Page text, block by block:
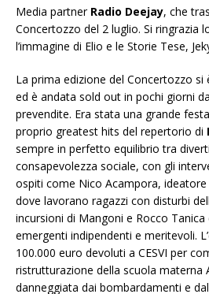
Media partner Radio Deejay, che
Concertozzo del 2 luglio. Si ringrazia
l’immagine di Elio e le Storie Tese,
La prima edizione del Concertozzo
ed è andata sold out in pochi giorni
prevendite. Era stata una grande
proprio greatest hits del repertorio di
sempre in perfetto equilibrio tra
consapevolezza sociale, con gli
ospiti come Nico Acampora,
dove lavorano ragazzi con disturbi
incursioni di Mangoni e Rocco Tanica
emergenti indipendenti e meritevoli.
100.000 euro devoluti a CESVI per
ristrutturazione della scuola materna
danneggiata dai bombardamenti e